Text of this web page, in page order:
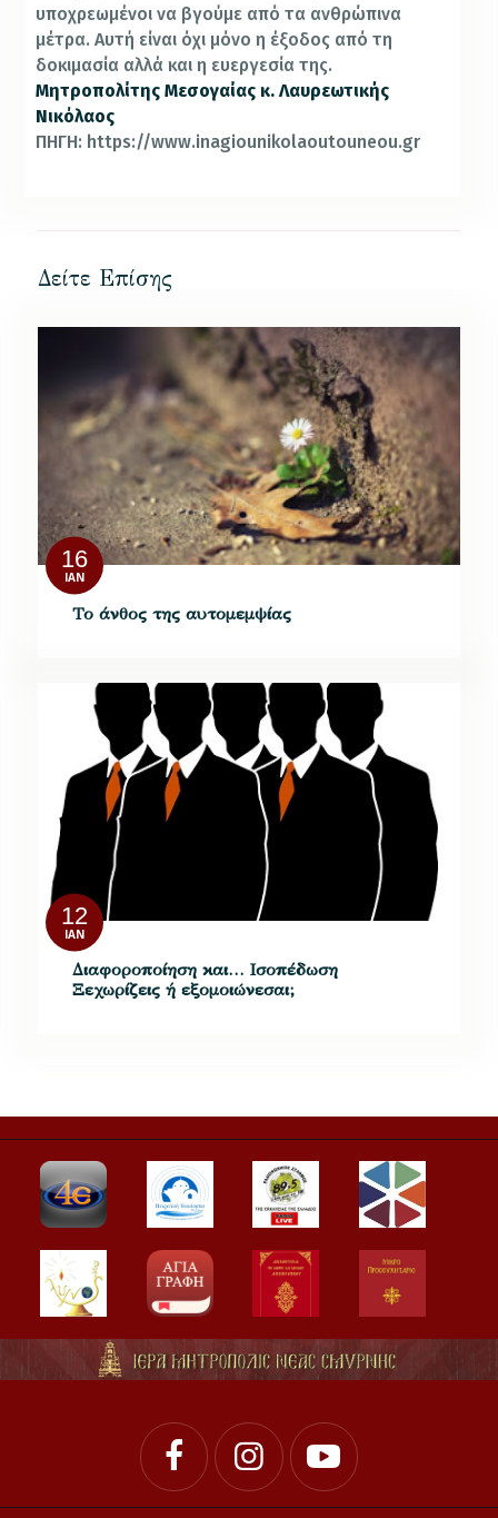
υποχρεωμένοι να βγούμε από τα ανθρώπινα
μέτρα. Αυτή είναι όχι μόνο η έξοδος από τη
δοκιμασία αλλά και η ευεργεσία της.
Μητροπολίτης Μεσογαίας κ. Λαυρεωτικής
Νικόλαος
ΠΗΓΗ: https://www.inagiounikolaoutouneou.gr
Δείτε Επίσης
16
ΙΑΝ
Το άνθος της αυτομεμψίας
12
ΙΑΝ
Διαφοροποίηση και… Ισοπέδωση
Ξεχωρίζεις ή εξομοιώνεσαι;